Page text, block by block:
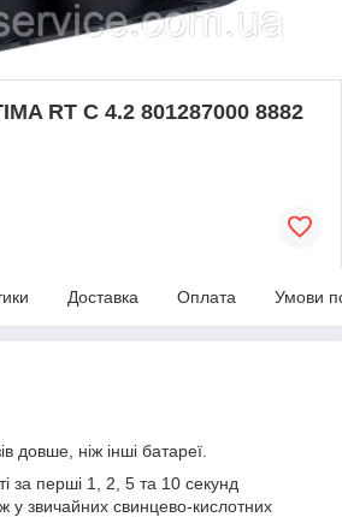
RT C 4.2 801287000 8882
Доставка Оплата Умови
довше, ніж інші батареї.
за перші 1, 2, 5 та 10 секунд
у звичайних свинцево-кислотних